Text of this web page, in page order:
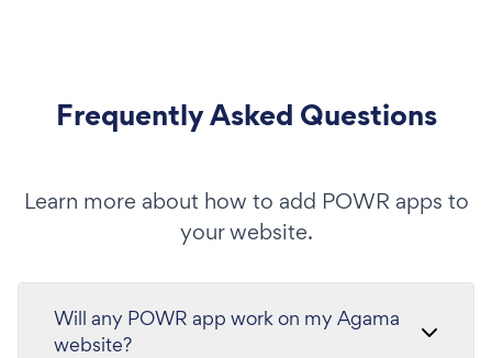
Frequently Asked Questions
Learn more about how to add POWR apps to
your website.
Will any POWR app work on my Agama
website?